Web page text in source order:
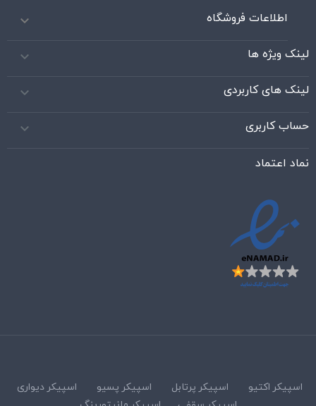
اطلاعات فروشگاه 
لینک ویژه ها 
لینک های کاربردی 
حساب کاربری 
نماد اعتماد
اسپیکر اکتیو اسپیکر پرتابل اسپیکر پسیو
اسپیکر دیواری